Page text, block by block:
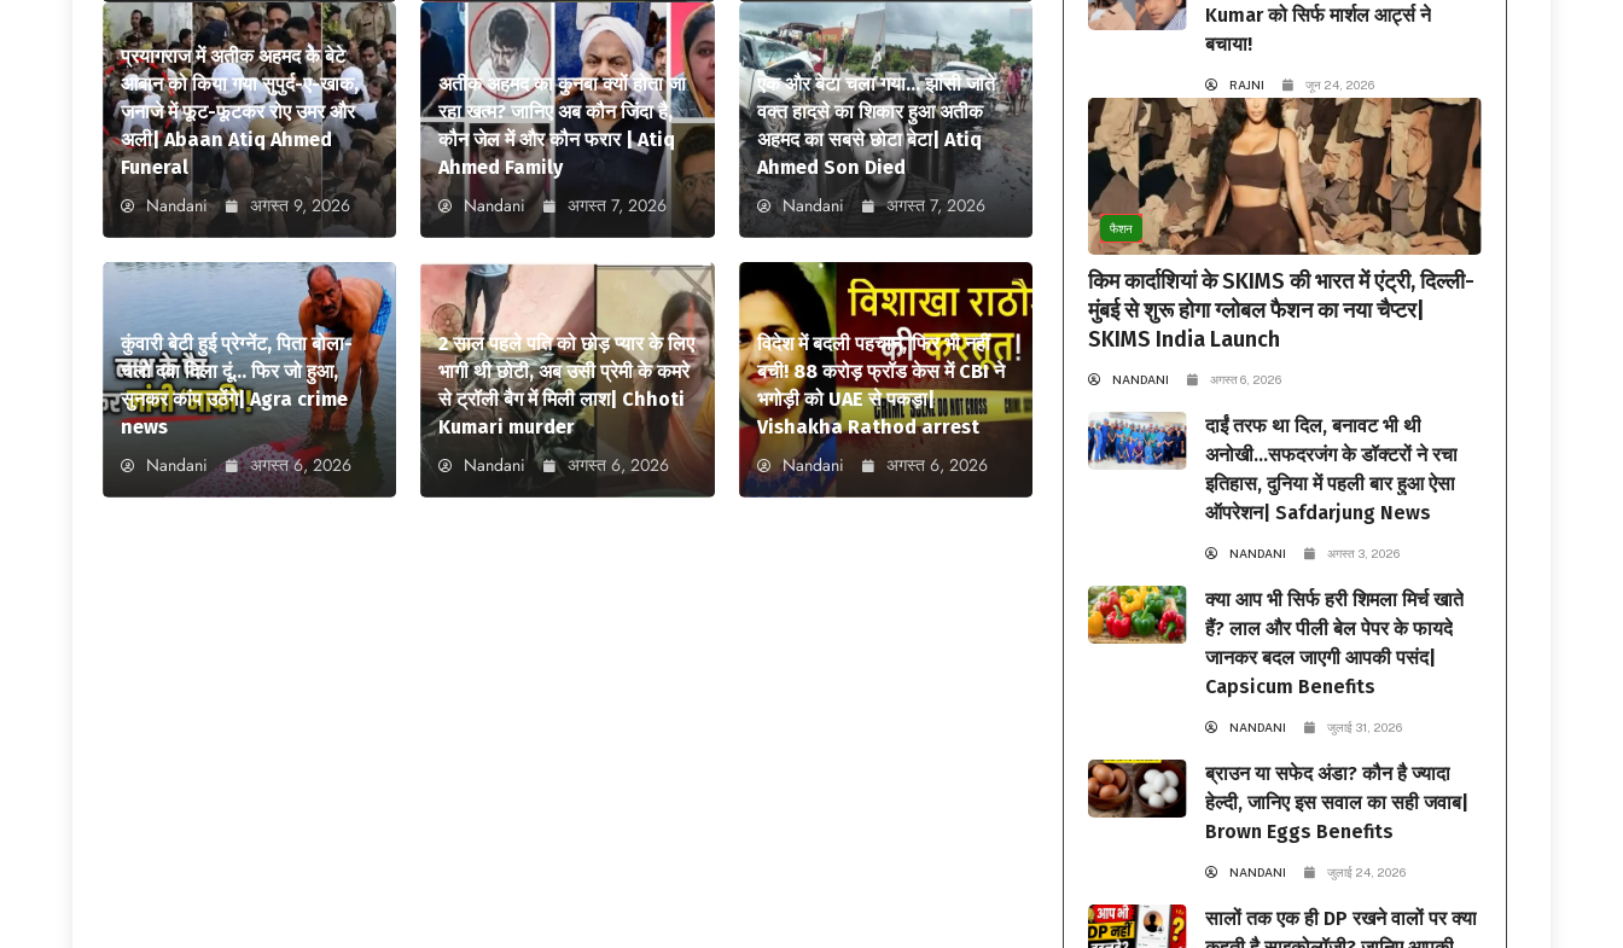
प्रयागराज में अतीक अहमद के बेटे
आबान को किया गया सुपुर्द-ए-खाक,
जनाजे में फूट-फूटकर रोए उमर और
अली| Abaan Atiq Ahmed
Funeral
Nandani अगस्त 9, 2026
अतीक अहमद का कुनबा क्यों होता जा
रहा खत्म? जानिए अब कौन जिंदा है,
कौन जेल में और कौन फरार | Atiq
Ahmed Family
Nandani अगस्त 7, 2026
एक और बेटा चला गया… झांसी जाते
वक्त हादसे का शिकार हुआ अतीक
अहमद का सबसे छोटा बेटा| Atiq
Ahmed Son Died
Nandani अगस्त 7, 2026
कुंवारी बेटी हुई प्रेग्नेंट, पिता बोला-
चलो दवा दिला दूं… फिर जो हुआ,
सुनकर कांप उठेंगे| Agra crime
news
Nandani अगस्त 6, 2026
2 साल पहले पति को छोड़ प्यार के लिए
भागी थी छोटी, अब उसी प्रेमी के कमरे
से ट्रॉली बैग में मिली लाश| Chhoti
Kumari murder
Nandani अगस्त 6, 2026
विदेश में बदली पहचान, फिर भी नहीं
बची! 88 करोड़ फ्रॉड केस में CBI ने
भगोड़ी को UAE से पकड़ा|
Vishakha Rathod arrest
Nandani अगस्त 6, 2026
Kumar को सिर्फ मार्शल आर्ट्स ने
बचाया!
RAJNI जून 24, 2026
फैशन
किम कार्दाशियां के SKIMS की भारत में एंट्री, दिल्ली-
मुंबई से शुरू होगा ग्लोबल फैशन का नया चैप्टर|
SKIMS India Launch
NANDANI अगस्त 6, 2026
दाईं तरफ था दिल, बनावट भी थी
अनोखी…सफदरजंग के डॉक्टरों ने रचा
इतिहास, दुनिया में पहली बार हुआ ऐसा
ऑपरेशन| Safdarjung News
NANDANI अगस्त 3, 2026
क्या आप भी सिर्फ हरी शिमला मिर्च खाते
हैं? लाल और पीली बेल पेपर के फायदे
जानकर बदल जाएगी आपकी पसंद|
Capsicum Benefits
NANDANI जुलाई 31, 2026
ब्राउन या सफेद अंडा? कौन है ज्यादा
हेल्दी, जानिए इस सवाल का सही जवाब|
Brown Eggs Benefits
NANDANI जुलाई 24, 2026
सालों तक एक ही DP रखने वालों पर क्या